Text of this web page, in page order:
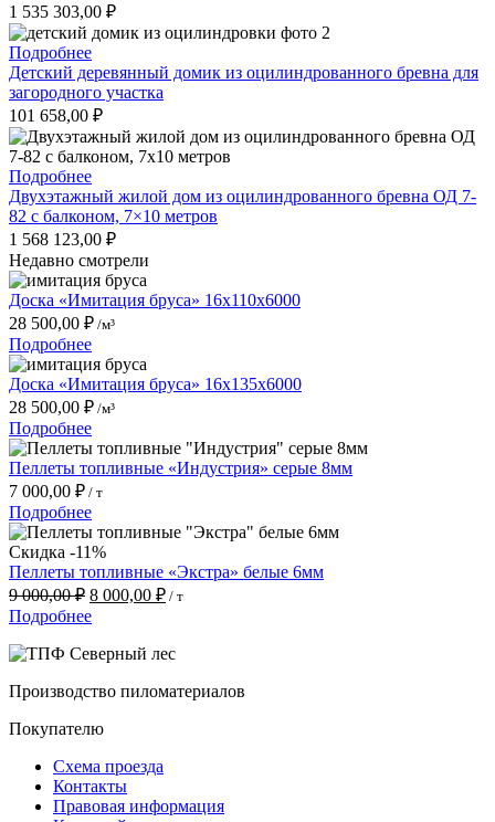
1 535 303,00 ₽
Подробнее
Детский деревянный домик из оцилиндрованного бревна для
загородного участка
101 658,00 ₽
Подробнее
Двухэтажный жилой дом из оцилиндрованного бревна ОД 7-
82 с балконом, 7×10 метров
1 568 123,00 ₽
Недавно смотрели
Доска «Имитация бруса» 16x110x6000
28 500,00 ₽ /м³
Подробнее
Доска «Имитация бруса» 16x135x6000
28 500,00 ₽ /м³
Подробнее
Пеллеты топливные «Индустрия» серые 8мм
7 000,00 ₽ / т
Подробнее
Скидка -11%
Пеллеты топливные «Экстра» белые 6мм
9 000,00₽ Первоначальная
цена
составляла
9
8 000,00 ₽Текущая
000,00 ₽.
/ т
Подробнее
Производство пиломатериалов
Покупателю
Схема проезда
Контакты
Правовая информация